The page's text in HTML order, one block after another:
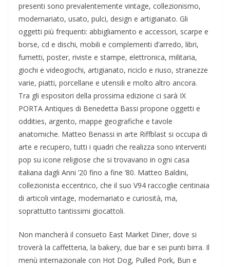
presenti sono prevalentemente vintage, collezionismo,
modernariato, usato, pulci, design e artigianato. Gli
oggetti più frequenti: abbigliamento e accessori, scarpe e
borse, cd e dischi, mobili e complementi d’arredo, libri,
fumetti, poster, riviste e stampe, elettronica, militaria,
giochi e videogiochi, artigianato, riciclo e riuso, stranezze
varie, piatti, porcellane e utensili e molto altro ancora.
Tra gli espositori della prossima edizione ci sarà IX
PORTA Antiques di Benedetta Bassi propone oggetti e
oddities, argento, mappe geografiche e tavole
anatomiche. Matteo Benassi in arte Riffblast si occupa di
arte e recupero, tutti i quadri che realizza sono interventi
pop su icone religiose che si trovavano in ogni casa
italiana dagli Anni ’20 fino a fine ’80. Matteo Baldini,
collezionista eccentrico, che il suo V94 raccoglie centinaia
di articoli vintage, modernariato e curiosità, ma,
soprattutto tantissimi giocattoli.
Non mancherà il consueto East Market Diner, dove si
troverà la caffetteria, la bakery, due bar e sei punti birra. Il
menù internazionale con Hot Dog, Pulled Pork, Bun e